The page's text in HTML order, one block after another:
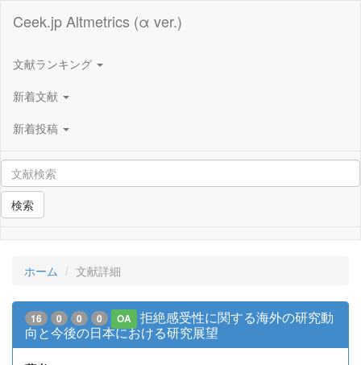
Ceek.jp Altmetrics (α ver.)
文献ランキング
新着文献
新着投稿
検索
ホーム 文献詳細
16 0 0 0 OA
拒絶感受性に関する海外の研究動
向と今後の日本における研究展望